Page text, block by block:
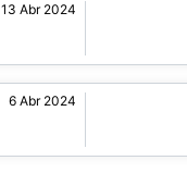
13 Abr 2024
6 Abr 2024